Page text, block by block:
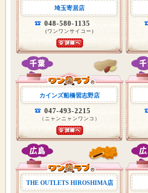
埼玉寄居店
048-580-1135
(ワンワンサイコー)
カインズ船橋習志野店
047-493-2215
（ニャンニャンワンコ）
THE OUTLETS HIROSHIMA店